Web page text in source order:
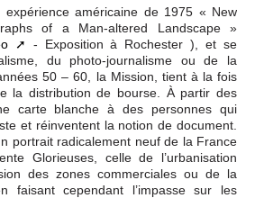
expérience américaine de 1975 « New
of a Man-altered Landscape »
- Exposition à Rochester ), et se
du photo-journalisme ou de la
50 – 60, la Mission, tient à la fois
la distribution de bourse. À partir des
carte blanche à des personnes qui
et réinventent la notion de document.
portrait radicalement neuf de la France
Glorieuses, celle de l’urbanisation
des zones commerciales ou de la
faisant cependant l’impasse sur les